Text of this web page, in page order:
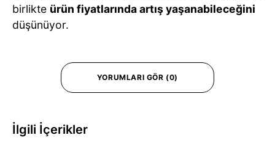
birlikte ürün fiyatlarında artış yaşanabileceğini
düşünüyor.
YORUMLARI GÖR (0)
İlgili İçerikler